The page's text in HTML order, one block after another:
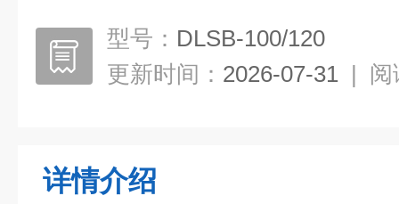
型号： DLSB-100/120
更新时间： 2026-07-31 | 阅
详情介绍